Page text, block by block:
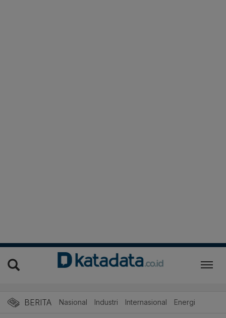
BERITA Nasional Industri Internasional Energi